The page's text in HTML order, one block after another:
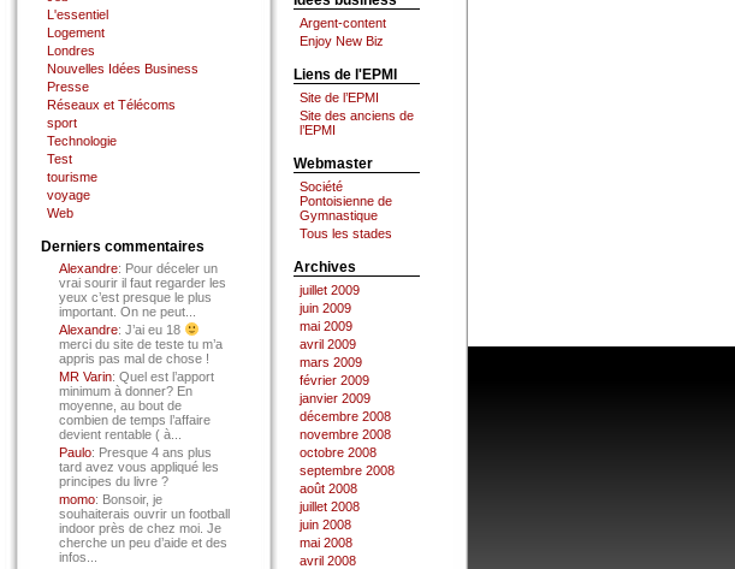
L'essentiel
Logement
Londres
Nouvelles Idées Business
Presse
Réseaux et Télécoms
sport
Technologie
Test
tourisme
voyage
Web
Derniers commentaires
Alexandre: Pour déceler un
vrai sourir il faut regarder les
yeux c’est presque le plus
important. On ne peut...
Alexandre: J’ai eu 18
merci du site de teste tu m’a
appris pas mal de chose !
MR Varin: Quel est l’apport
minimum à donner? En
moyenne, au bout de
combien de temps l’affaire
devient rentable ( à...
Paulo: Presque 4 ans plus
tard avez vous appliqué les
principes du livre ?
momo: Bonsoir, je
souhaiterais ouvrir un football
indoor près de chez moi. Je
cherche un peu d’aide et des
infos...
Argent-content
Enjoy New Biz
Liens de l'EPMI
Site de l’EPMI
Site des anciens de
l’EPMI
Webmaster
Société
Pontoisienne de
Gymnastique
Tous les stades
Archives
juillet 2009
juin 2009
mai 2009
avril 2009
mars 2009
février 2009
janvier 2009
décembre 2008
novembre 2008
octobre 2008
septembre 2008
août 2008
juillet 2008
juin 2008
mai 2008
avril 2008